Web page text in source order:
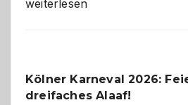
weiterlesen
Kölner Karneval 2026:
dreifaches Alaaf!